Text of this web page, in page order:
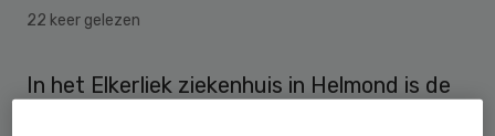
22 keer gelezen
In het Elkerliek ziekenhuis in Helmond is de